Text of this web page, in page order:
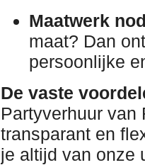
Maatwerk
maat? Dan
persoonlijke
De vaste
Partyverhuur van
transparant en
je altijd van onze